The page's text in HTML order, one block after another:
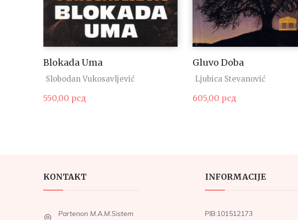
Blokada Uma
Slobodan Vukosavljević
550,00 рсд
Gluvo Doba
Ljubica Stevanović
605,00 рсд
KONTAKT
Partenon M.A.M.Sistem
INFORMACIJE
PIB:101512173